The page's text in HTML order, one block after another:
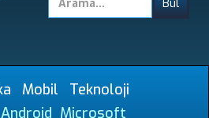
Mobil
Teknoloji
Android Microsoft